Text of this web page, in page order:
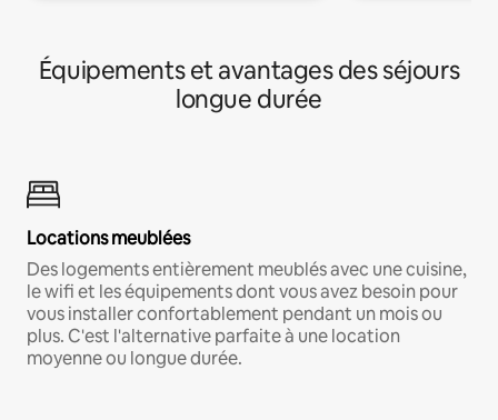
Équipements et avantages des séjours
longue durée
Locations meublées
Des logements entièrement meublés avec une cuisine,
le wifi et les équipements dont vous avez besoin pour
vous installer confortablement pendant un mois ou
plus. C'est l'alternative parfaite à une location
moyenne ou longue durée.